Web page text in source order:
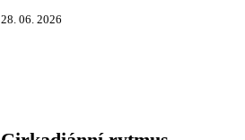
28. 06. 2026